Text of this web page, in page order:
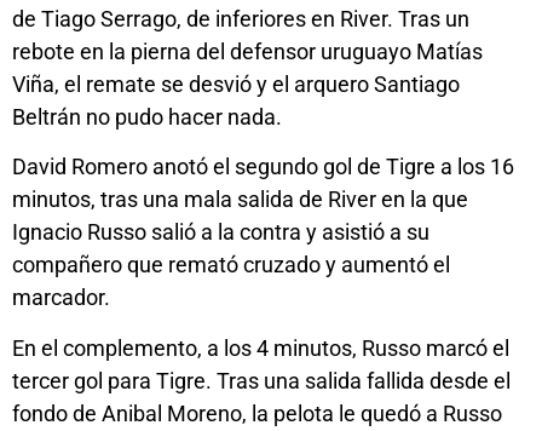
de Tiago Serrago, de inferiores en River. Tras un
rebote en la pierna del defensor uruguayo Matías
Viña, el remate se desvió y el arquero Santiago
Beltrán no pudo hacer nada.
David Romero anotó el segundo gol de Tigre a los 16
minutos, tras una mala salida de River en la que
Ignacio Russo salió a la contra y asistió a su
compañero que remató cruzado y aumentó el
marcador.
En el complemento, a los 4 minutos, Russo marcó el
tercer gol para Tigre. Tras una salida fallida desde el
fondo de Anibal Moreno, la pelota le quedó a Russo